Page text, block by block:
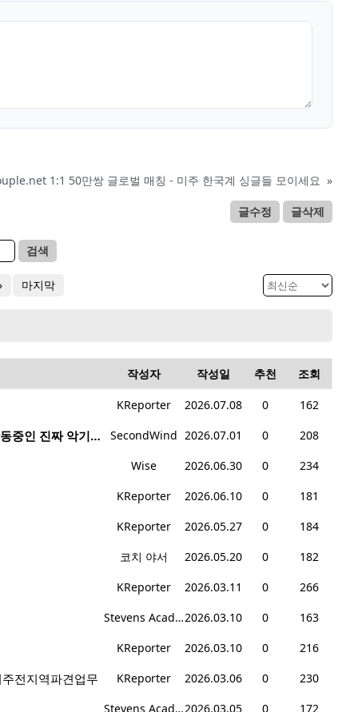
1:1 50만쌍 글로벌 매칭 - 미주 한국계 싱글들 모이세요 »
글수정 글삭제
검색
마지막
작성자 작성일 추천 조회
KReporter 2026.07.08 0
162
live performance band회원모집: 현재 매주 수요일 1-6시에 전문 음악 Studio에서 활동중인 진짜 악기를 다루는 밴드입니다. SecondWind 2026.07.01 0
208
Wise 2026.06.30 0
234
KReporter 2026.06.10 0
181
KReporter 2026.05.27 0
184
코치 야서 2026.05.20 0
182
KReporter 2026.03.11 0
266
Stevens Academy2026.03.10 0
163
KReporter 2026.03.10 0
216
전지역파견업무 KReporter 2026.03.06 0
230
Stevens Academy2026.03.05 0
172